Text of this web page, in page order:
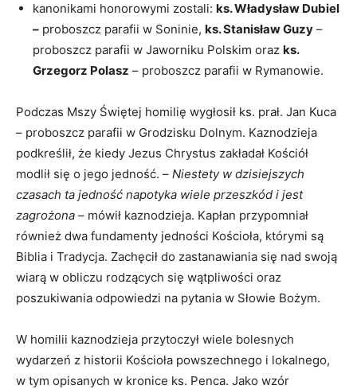
kanonikami honorowymi zostali: ks. Władysław Dubiel
– proboszcz parafii w Soninie, ks. Stanisław Guzy –
proboszcz parafii w Jaworniku Polskim oraz ks.
Grzegorz Polasz – proboszcz parafii w Rymanowie.
Podczas Mszy Świętej homilię wygłosił ks. prał. Jan Kuca
– proboszcz parafii w Grodzisku Dolnym. Kaznodzieja
podkreślił, że kiedy Jezus Chrystus zakładał Kościół
modlił się o jego jedność. – Niestety w dzisiejszych
czasach ta jedność napotyka wiele przeszkód i jest
zagrożona – mówił kaznodzieja. Kapłan przypomniał
również dwa fundamenty jedności Kościoła, którymi są
Biblia i Tradycja. Zachęcił do zastanawiania się nad swoją
wiarą w obliczu rodzących się wątpliwości oraz
poszukiwania odpowiedzi na pytania w Słowie Bożym.
W homilii kaznodzieja przytoczył wiele bolesnych
wydarzeń z historii Kościoła powszechnego i lokalnego,
w tym opisanych w kronice ks. Penca. Jako wzór